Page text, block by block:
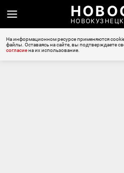
На информационном ресурсе применяются
файлы. Оставаясь на сайте, вы подтверждаете
согласиена их использование.